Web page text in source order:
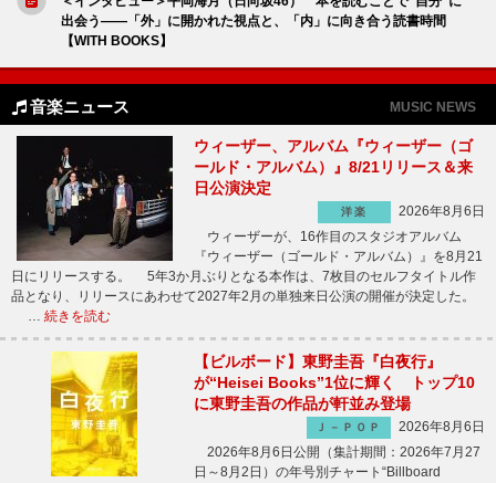
出会う――「外」に開かれた視点と、「内」に向き合う読書時間
【WITH BOOKS】
音楽ニュース MUSIC NEWS
ウィーザー、アルバム『ウィーザー（ゴ
ールド・アルバム）』8/21リリース＆来
日公演決定
洋楽
2026年8月6日
ウィーザーが、16作目のスタジオアルバム
『ウィーザー（ゴールド・アルバム）』を8月21
日にリリースする。 5年3か月ぶりとなる本作は、7枚目のセルフタイトル作
品となり、リリースにあわせて2027年2月の単独来日公演の開催が決定した。
… 続きを読む
【ビルボード】東野圭吾『白夜行』
が“Heisei Books”1位に輝く トップ10
に東野圭吾の作品が軒並み登場
Ｊ－ＰＯＰ
2026年8月6日
2026年8月6日公開（集計期間：2026年7月27
日～8月2日）の年号別チャート“Billboard